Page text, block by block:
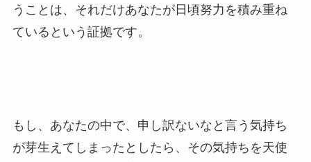
うことは、それだけあなたが日頃努力を積み重ね
ているという証拠です。
もし、あなたの中で、申し訳ないなと言う気持ち
が芽生えてしまったとしたら、その気持ちを天使